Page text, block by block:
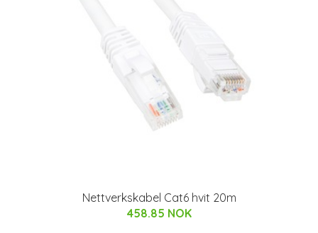
Nettverkskabel Cat6 hvit 20m
458.85 NOK